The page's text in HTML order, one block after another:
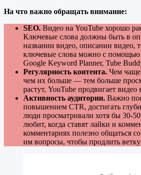
На что важно обращать внимание:
SEO. Видео на YouTube хорошо
Ключевые слова должны быть в
названии видео, описании видео,
ключевые слова можно с помощью
Google Keyword Planner, Tube
Регулярность контента. Чем чаще
чем их больше — тем больше
растут, YouTube продвигает
Активность аудитории. Важно
повышением CTR, достигать
люди просматривали хотя бы 30-
любит, когда ставят лайки и
комментариях полезно общаться
им вопросы, чтобы продлить